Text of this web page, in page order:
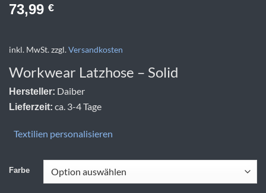
73,99 €
inkl. MwSt.zzgl.Versandkosten
Workwear Latzhose – Solid
Hersteller: Daiber
Lieferzeit: ca. 3-4 Tage
Textilien personalisieren
Farbe